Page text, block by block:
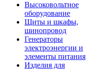
Высоковольтное
оборудование
Щиты и шкафы,
шинопровод
Генераторы
электроэнергии и
элементы питания
Изделия для